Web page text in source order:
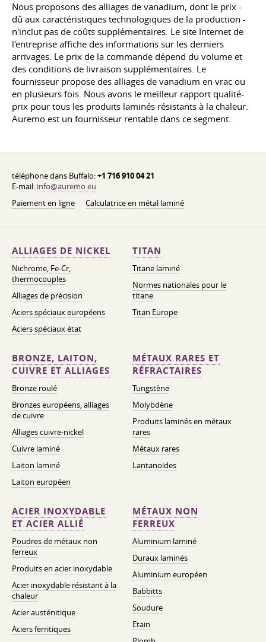
Nous proposons des alliages de vanadium, dont le prix -
dû aux caractéristiques technologiques de la production -
n'inclut pas de coûts supplémentaires. Le site Internet de
l'entreprise affiche des informations sur les derniers
arrivages. Le prix de la commande dépend du volume et
des conditions de livraison supplémentaires. Le
fournisseur propose des alliages de vanadium en vrac ou
en plusieurs fois. Nous avons le meilleur rapport qualité-
prix pour tous les produits laminés résistants à la chaleur.
Auremo est un fournisseur rentable dans ce segment.
téléphone dans Buffalo:+1 716 910 04 21
E-mail: info@auremo.eu
Paiement en ligne
Calculatrice en métal laminé
ALLIAGES DE NICKEL
Nichrome, Fe-Cr,
thermocouples
Alliages de précision
Aciers spéciaux européens
Aciers spéciaux état
TITAN
Titane laminé
Normes nationales pour le
titane
Titan Europe
BRONZE, LAITON,
CUIVRE ET ALLIAGES
Bronze roulé
Bronzes européens, alliages
de cuivre
Alliages cuivre-nickel
Cuivre laminé
Laiton laminé
Laiton européen
MÉTAUX RARES ET
RÉFRACTAIRES
Tungstène
Molybdène
Produits laminés en métaux
rares
Métaux rares
Lantanoïdes
ACIER INOXYDABLE
ET ACIER ALLIÉ
Poudres de métaux non
ferreux
Produits en acier inoxydable
Acier inoxydable résistant à la
chaleur
Acier austénitique
Aciers ferritiques
MÉTAUX NON
FERREUX
Aluminium laminé
Duraux laminés
Aluminium européen
Babbitts
Soudure
Etain